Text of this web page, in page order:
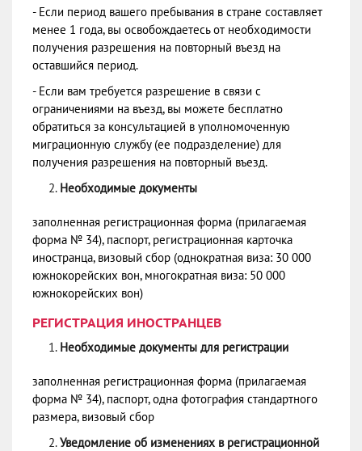
- Если период вашего пребывания в стране составляет
менее 1 года, вы освобождаетесь от необходимости
получения разрешения на повторный въезд на
оставшийся период.
- Если вам требуется разрешение в связи с
ограничениями на въезд, вы можете бесплатно
обратиться за консультацией в уполномоченную
миграционную службу (ее подразделение) для
получения разрешения на повторный въезд.
Необходимые документы
заполненная регистрационная форма (прилагаемая
форма № 34), паспорт, регистрационная карточка
иностранца, визовый сбор (однократная виза: 30 000
южнокорейских вон, многократная виза: 50 000
южнокорейских вон)
РЕГИСТРАЦИЯ ИНОСТРАНЦЕВ
Необходимые документы для регистрации
заполненная регистрационная форма (прилагаемая
форма № 34), паспорт, одна фотография стандартного
размера, визовый сбор
Уведомление об изменениях в регистрационной